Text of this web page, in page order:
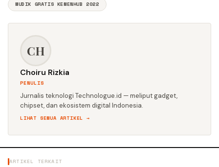
MUDIK GRATIS KEMENHUB 2022
CH
Choiru Rizkia
PENULIS
Jurnalis teknologi Technologue.id — meliput gadget,
chipset, dan ekosistem digital Indonesia.
LIHAT SEMUA ARTIKEL →
ARTIKEL TERKAIT